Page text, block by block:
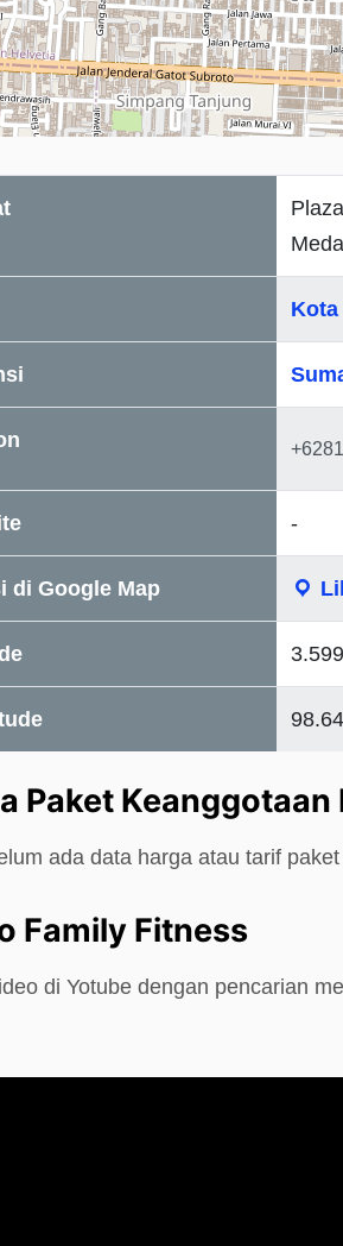
Kota
-
di Google Map
Paket
ada data harga atau tarif
Family Fitness
di Yotube dengan pencarian